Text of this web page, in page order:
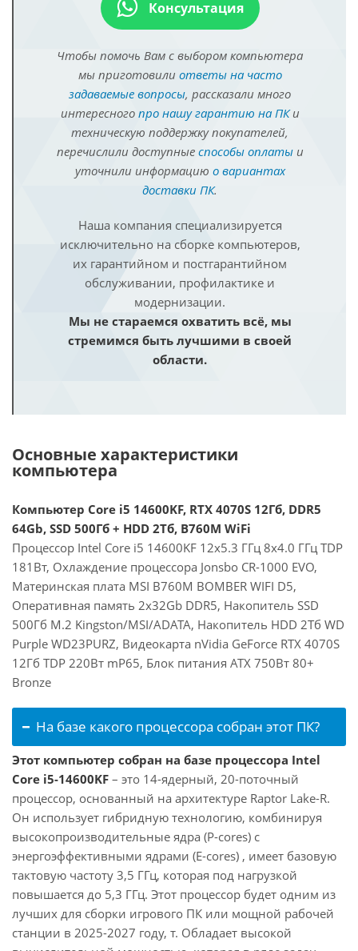
Консультация
Чтобы помочь Вам с выбором компьютера
мы приготовили ответы на часто
задаваемые вопросы, рассказали много
интересного про нашу гарантию на ПКи
техническую поддержку покупателей,
перечислили доступные способы оплатыи
уточнили информацию о вариантах
доставки ПК.
Наша компания специализируется
исключительно на сборке компьютеров,
их гарантийном и постгарантийном
обслуживании, профилактике и
модернизации.
Мы не стараемся охватить всё, мы
стремимся быть лучшими в своей
области.
Основные характеристики
компьютера
Компьютер Core i5 14600KF, RTX 4070S 12Гб, DDR5
64Gb, SSD 500Гб + HDD 2Тб, B760M WiFi
Процессор Intel Core i5 14600KF 12x5.3 ГГц 8x4.0 ГГц TDP
181Вт, Охлаждение процессора Jonsbo CR-1000 EVO,
Материнская плата MSI B760M BOMBER WIFI D5,
Оперативная память 2x32Gb DDR5, Накопитель SSD
500Гб M.2 Kingston/MSI/ADATA, Накопитель HDD 2Тб WD
Purple WD23PURZ, Видеокарта nVidia GeForce RTX 4070S
12Гб TDP 220Вт mP65, Блок питания ATX 750Вт 80+
Bronze
На базе какого процессора собран этот ПК?
Этот компьютер собран на базе процессора Intel
Core i5-14600KF – это 14-ядерный, 20-поточный
процессор, основанный на архитектуре Raptor Lake-R.
Он использует гибридную технологию, комбинируя
высокопроизводительные ядра (P-cores) с
энергоэффективными ядрами (E-cores) , имеет базовую
тактовую частоту 3,5 ГГц, которая под нагрузкой
повышается до 5,3 ГГц. Этот процессор будет одним из
лучших для сборки игрового ПК или мощной рабочей
станции в 2025-2027 году, т. Обладает высокой